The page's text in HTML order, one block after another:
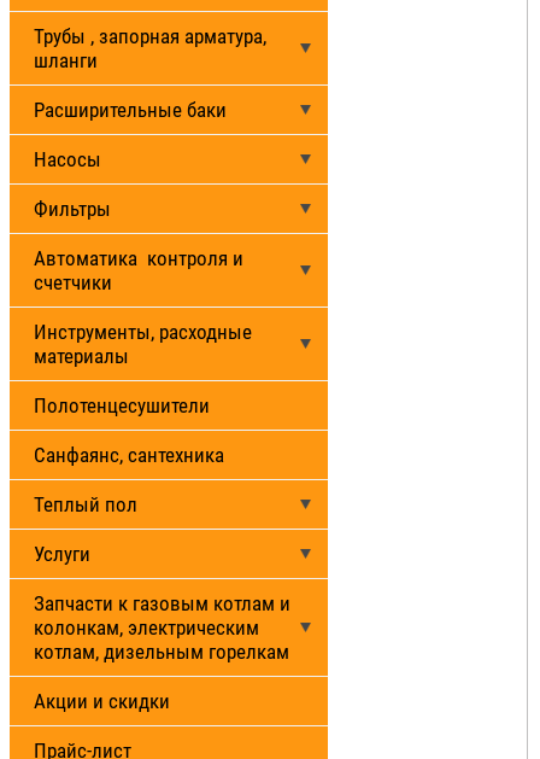
Трубы , запорная арматура,
шланги
Расширительные баки
Насосы
Фильтры
Автоматика контроля и
счетчики
Инструменты, расходные
материалы
Полотенцесушители
Санфаянс, сантехника
Теплый пол
Услуги
Запчасти к газовым котлам и
колонкам, электрическим
котлам, дизельным горелкам
Акции и скидки
Прайс-лист